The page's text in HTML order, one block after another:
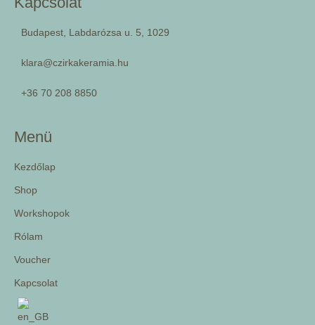
Budapest, Labdarózsa u. 5, 1029
klara@czirkakeramia.hu
+36 70 208 8850
Menü
Kezdőlap
Shop
Workshopok
Rólam
Voucher
Kapcsolat